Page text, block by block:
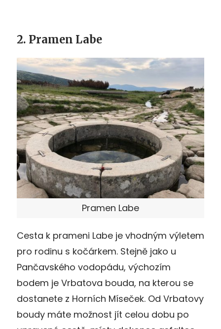
2. Pramen Labe
Pramen Labe
Cesta k prameni Labe je vhodným výletem
pro rodinu s kočárkem. Stejně jako u
Pančavského vodopádu, výchozím
bodem je Vrbatova bouda, na kterou se
dostanete z Horních Míseček. Od Vrbatovy
boudy máte možnost jít celou dobu po